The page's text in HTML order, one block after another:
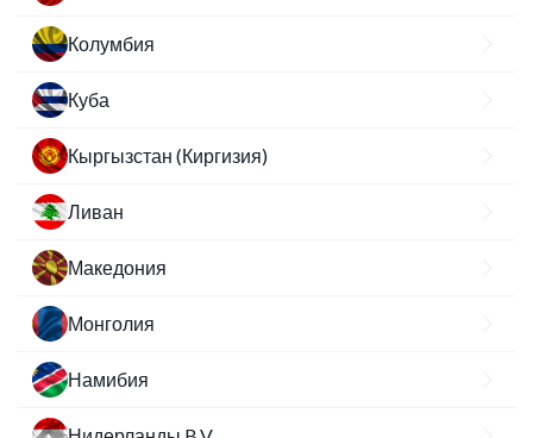
Колумбия
Куба
Кыргызстан (Киргизия)
Ливан
Македония
Монголия
Намибия